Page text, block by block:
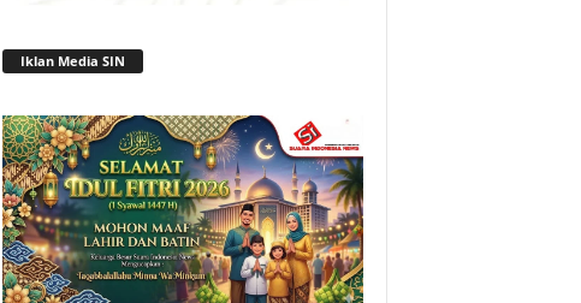
Iklan Media SIN